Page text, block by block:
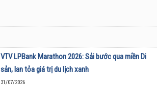
VTV LPBank Marathon 2026: Sải bước qua miền Di
sản, lan tỏa giá trị du lịch xanh
31/07/2026